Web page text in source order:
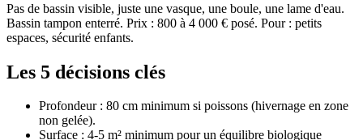
Pas de bassin visible, juste une vasque, une boule, une lame d'eau.
Bassin tampon enterré. Prix : 800 à 4 000 € posé. Pour : petits
espaces, sécurité enfants.
Les 5 décisions clés
Profondeur : 80 cm minimum si poissons (hivernage en zone
non gelée).
Surface : 4-5 m² minimum pour un équilibre biologique